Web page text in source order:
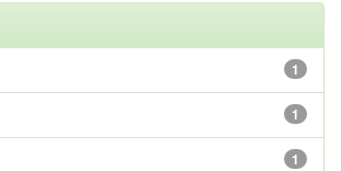
1
1
1